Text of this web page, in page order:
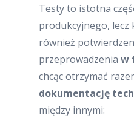
Testy to istotna
produkcyjnego, lecz
również
przeprowadzenia w
chcąc otrzymać
dokumentację
między innymi: